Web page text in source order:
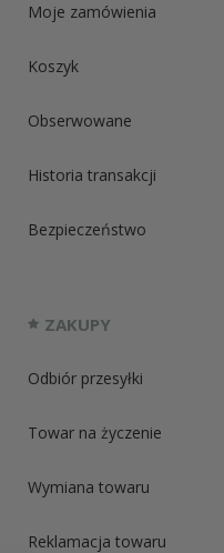
Moje zamówienia
Koszyk
Obserwowane
Historia transakcji
Bezpieczeństwo
ZAKUPY
Odbiór przesyłki
Towar na życzenie
Wymiana towaru
Reklamacja towaru